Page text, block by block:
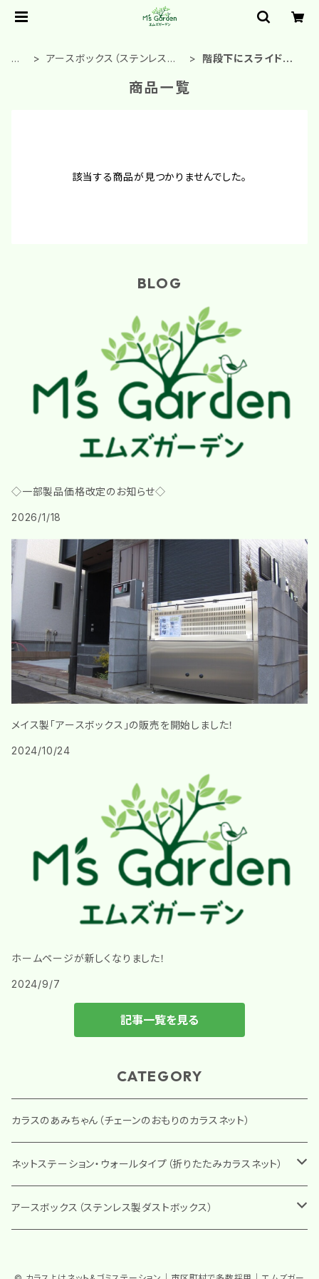
ホ
アースボックス（ステンレス製
階段下にスライドタ
商品一覧
該当する商品が見つかりませんでした。
BLOG
◇一部製品価格改定のお知らせ◇
2026/1/18
メイス製「アースボックス」の販売を開始しました！
2024/10/24
ホームページが新しくなりました！
2024/9/7
記事一覧を見る
CATEGORY
カラスのあみちゃん（チェーンのおもりのカラスネット）
ネットステーション・ウォールタイプ（折りたたみカラスネット）
通常配送
アースボックス（ステンレス製ダストボックス）